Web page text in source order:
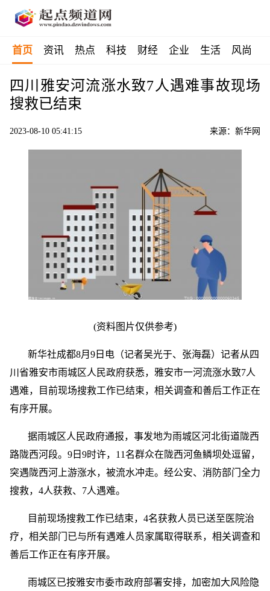
首页 资讯 热点 科技 财经 企业 生活 风尚
四川雅安河流涨水致7人遇难事故现场
搜救已结束
2023-08-10 05:41:15 来源：新华网
(资料图片仅供参考)
新华社成都8月9日电（记者吴光于、张海磊）记者从四
川省雅安市雨城区人民政府获悉，雅安市一河流涨水致7人
遇难，目前现场搜救工作已结束，相关调查和善后工作正在
有序开展。
据雨城区人民政府通报，事发地为雨城区河北街道陇西
路陇西河段。9日9时许，11名群众在陇西河鱼鳞坝处逗留，
突遇陇西河上游涨水，被流水冲走。经公安、消防部门全力
搜救，4人获救、7人遇难。
目前现场搜救工作已结束，4名获救人员已送至医院治
疗，相关部门已与所有遇难人员家属取得联系，相关调查和
善后工作正在有序开展。
雨城区已按雅安市委市政府部署安排，加密加大风险隐